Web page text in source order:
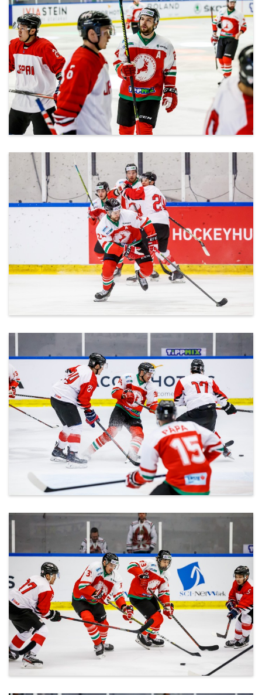
ml_191212_132.jpg
ml_191212_134.jpg
ml_191212_135.jpg